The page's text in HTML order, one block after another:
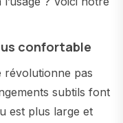
confortable
révolutionne pas
subtils font
est plus large et